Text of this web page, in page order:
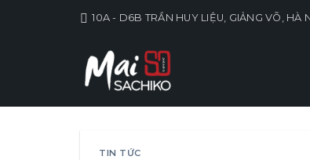
10A - D6B TRẦN HUY LIỆU, GIẢNG VÕ, HÀ
TIN TỨC